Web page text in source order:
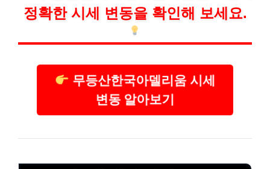
정확한 시세 변동을 확인해 보세요.
무등산한국아델리움 시세
변동 알아보기